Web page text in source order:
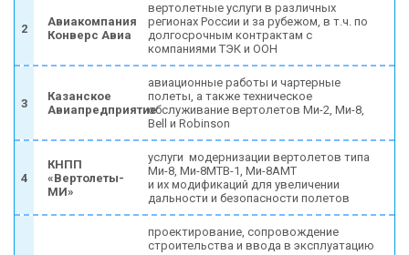
2
Авиакомпания
Конверс Авиа
вертолетные услуги в различных
регионах России и за рубежом, в т.ч. по
долгосрочным контрактам с
компаниями ТЭК и ООН
3
Казанское
Авиапредприятие
авиационные работы и чартерные
полеты, а также техническое
обслуживание вертолетов Ми-2, Ми-8,
Bеll и Robinson
4
КНПП
«Вертолеты-
МИ»
услуги модернизации вертолетов типа
Ми-8, Ми-8МТВ-1, Ми-8АМТ
и их модификаций для увеличении
дальности и безопасности полетов
проектирование, сопровождение
строительства и ввода в эксплуатацию